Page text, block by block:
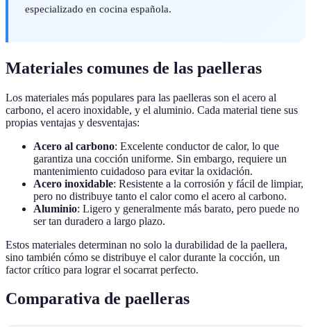
especializado en cocina española.
Materiales comunes de las paelleras
Los materiales más populares para las paelleras son el acero al
carbono, el acero inoxidable, y el aluminio. Cada material tiene sus
propias ventajas y desventajas:
Acero al carbono: Excelente conductor de calor, lo que
garantiza una cocción uniforme. Sin embargo, requiere un
mantenimiento cuidadoso para evitar la oxidación.
Acero inoxidable: Resistente a la corrosión y fácil de limpiar,
pero no distribuye tanto el calor como el acero al carbono.
Aluminio: Ligero y generalmente más barato, pero puede no
ser tan duradero a largo plazo.
Estos materiales determinan no solo la durabilidad de la paellera,
sino también cómo se distribuye el calor durante la cocción, un
factor crítico para lograr el socarrat perfecto.
Comparativa de paelleras